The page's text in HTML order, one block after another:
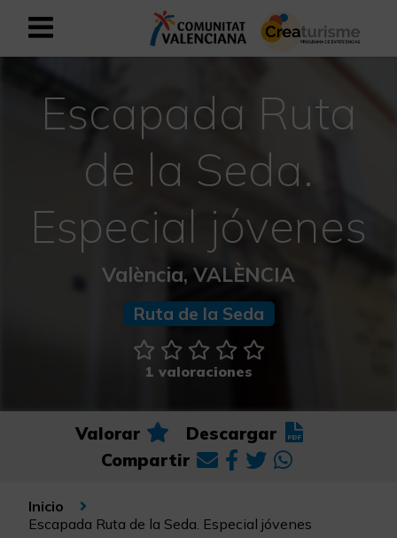
Español
Mediterráneo Activo-Deportivo
Mediterráneo Cultural
Mediterráneo Natural-Rural
Experiencias en otoño
Experiencias Semana Santa
Escapada Ruta
de la Seda.
Especial jóvenes
València, VALÈNCIA
Ruta de la Seda
1 valoraciones
Valorar
Descargar
Compartir
Inicio
Escapada Ruta de la Seda. Especial jóvenes